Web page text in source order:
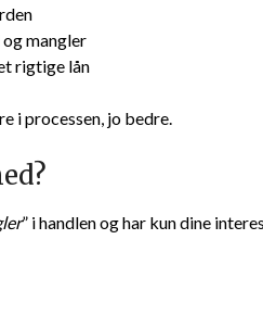
mangler
rigtige lån
i processen, jo bedre.
” i handlen og har kun dine